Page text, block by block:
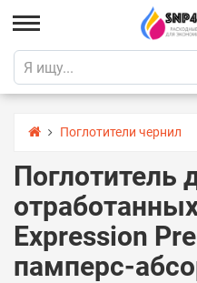
Поглотители чернил
Поглотитель
Expression
памперс-